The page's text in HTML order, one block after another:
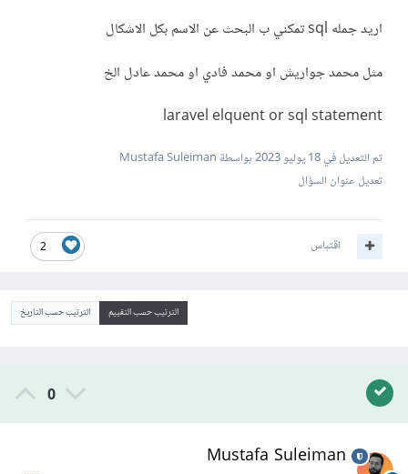
اريد جمله sql تمكني ب البحث عن الاسم بكل الاشكال
مثل محمد جواريش او محمد فادي او محمد عادل الخ
laravel elquent or sql statement
تم التعديل في18 يوليو 2023
بواسطة Mustafa Suleiman
تعديل عنوان السؤال
2 اقتباس
الترتيب حسب التقييم الترتيب حسب التاريخ
0
Mustafa Suleiman